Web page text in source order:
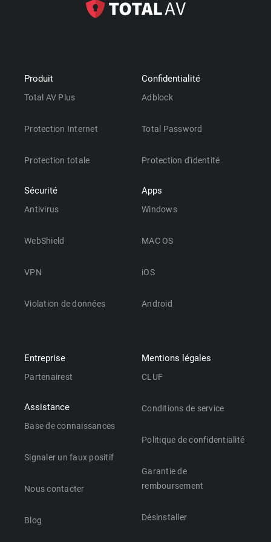
Produit
Total AV Plus
Protection Internet
Protection totale
Sécurité
Antivirus
WebShield
VPN
Violation de données
Confidentialité
Adblock
Total Password
Protection d'identité
Apps
Windows
MAC OS
iOS
Android
Entreprise
Partenairest
Assistance
Base de connaissances
Signaler un faux positif
Nous contacter
Blog
Mentions légales
CLUF
Conditions de service
Politique de confidentialité
Garantie de
remboursement
Désinstaller